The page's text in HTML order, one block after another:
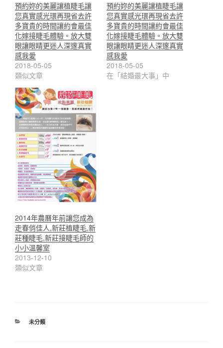
預約妳的美麗讓植睫毛讓
您真實感光環再現省去許
多寶貴的時間讓約會最佳
化嫁接睫毛體驗。放大雙
眼讓眼睛更迷人深邃真實
感我愛
2018-05-05
類似文章
預約妳的美麗讓植睫毛讓
您真實感光環再現省去許
多寶貴的時間讓約會最佳
化嫁接睫毛體驗。放大雙
眼讓眼睛更迷人深邃真實
感我愛
2018-05-05
在「結婚最大事」中
2014年農曆年前讓您成為
走春俏佳人,新莊植睫毛,新
莊種睫毛,新莊接睫毛師的
小小溫馨室
2013-12-10
類似文章
分
未分類